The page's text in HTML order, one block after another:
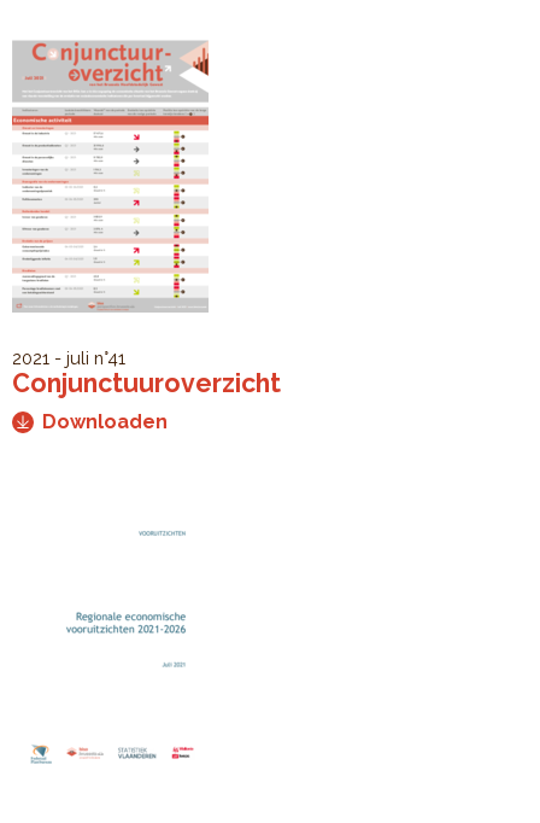
2021 - juli n°41
Conjunctuuroverzicht
Downloaden